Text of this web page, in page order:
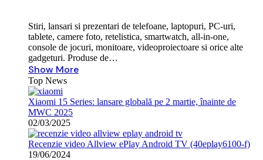
Stiri, lansari si prezentari de telefoane, laptopuri, PC-uri,
tablete, camere foto, retelistica, smartwatch, all-in-one,
console de jocuri, monitoare, videoproiectoare si orice alte
gadgeturi. Produse de…
Show More
Top News
Xiaomi 15 Series: lansare globală pe 2 martie, înainte de
MWC 2025
02/03/2025
Recenzie video Allview ePlay Android TV (40eplay6100-f)
19/06/2024